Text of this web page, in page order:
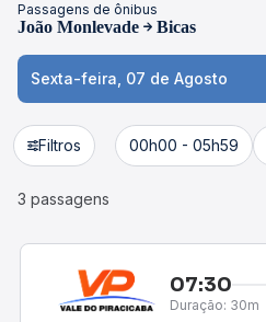
Passagens de ônibus
João Monlevade Bicas
Sexta-feira, 07 de Agosto
Filtros 00h00 - 05h59
3 passagens
07:30
Duração: 30m